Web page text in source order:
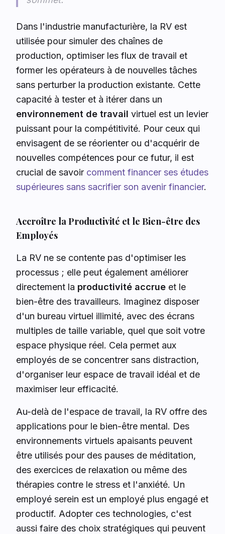
Dans l'industrie manufacturière, la RV est
utilisée pour simuler des chaînes de
production, optimiser les flux de travail et
former les opérateurs à de nouvelles tâches
sans perturber la production existante. Cette
capacité à tester et à itérer dans un
environnement de travail virtuel est un levier
puissant pour la compétitivité. Pour ceux qui
envisagent de se réorienter ou d'acquérir de
nouvelles compétences pour ce futur, il est
crucial de savoir comment financer ses études
supérieures sans sacrifier son avenir financier.
Accroître la Productivité et le Bien-être des
Employés
La RV ne se contente pas d'optimiser les
processus ; elle peut également améliorer
directement la productivité accrue et le
bien-être des travailleurs. Imaginez disposer
d'un bureau virtuel illimité, avec des écrans
multiples de taille variable, quel que soit votre
espace physique réel. Cela permet aux
employés de se concentrer sans distraction,
d'organiser leur espace de travail idéal et de
maximiser leur efficacité.
Au-delà de l'espace de travail, la RV offre des
applications pour le bien-être mental. Des
environnements virtuels apaisants peuvent
être utilisés pour des pauses de méditation,
des exercices de relaxation ou même des
thérapies contre le stress et l'anxiété. Un
employé serein est un employé plus engagé et
productif. Adopter ces technologies, c'est
aussi faire des choix stratégiques qui peuvent